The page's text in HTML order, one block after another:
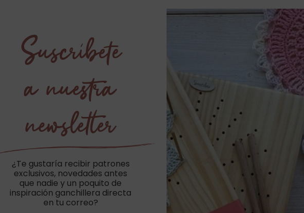
Suscríbete
a nuestra
newsletter
¿Te gustaría recibir patrones
exclusivos, novedades antes
que nadie y un poquito de
inspiración ganchillera directa
en tu correo?